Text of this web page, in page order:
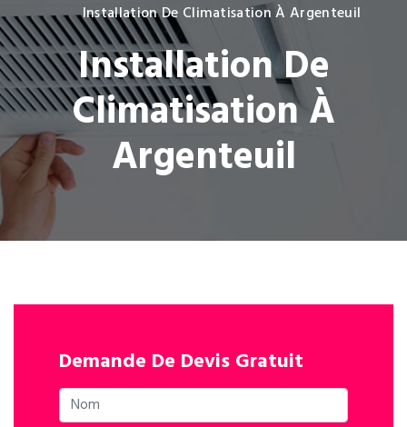
Installation De Climatisation À Argenteuil
Installation De
Climatisation À
Argenteuil
Demande De Devis Gratuit